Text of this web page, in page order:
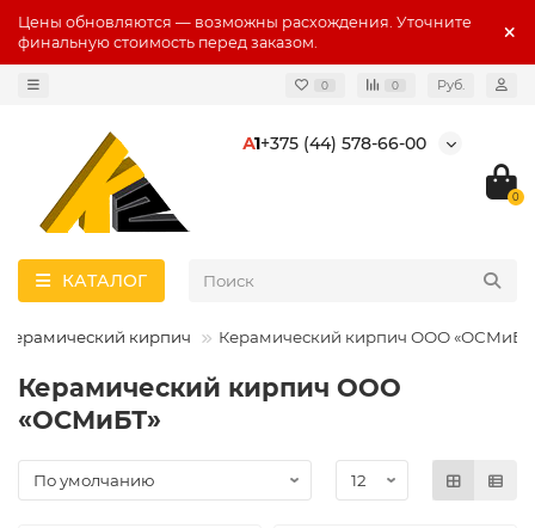
Цены обновляются — возможны расхождения. Уточните
финальную стоимость перед заказом.
0 0 Руб.
А1+375 (44) 578-66-00
0
КАТАЛОГ
Керамический кирпич Керамический кирпич ООО
Керамический кирпич ООО
«ОСМиБТ»